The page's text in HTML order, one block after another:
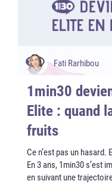
Fati Rarhibou
1min30
Elite : quand
fruits
Ce n’est pas un hasard.
En 3 ans, 1min30 s’est
en suivant une